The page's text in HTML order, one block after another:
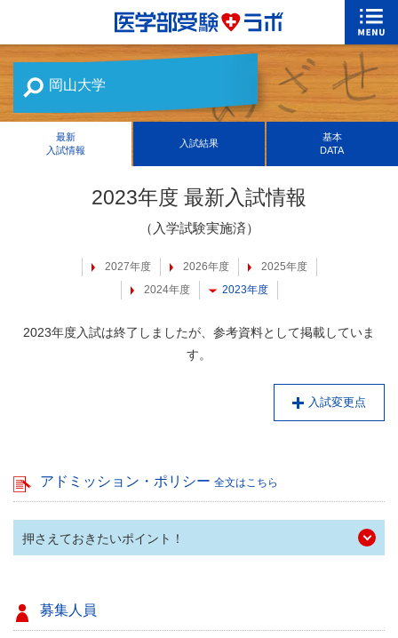
岡山大学
最新
入試情報
入試結果
基本
DATA
2023年度 最新入試情報
（入学試験実施済）
2027年度 2026年度
2025年度
2024年度
2023年度
2023年度入試は終了しましたが、参考資料として掲載していま
す。
入試変更点
アドミッション・ポリシー 全文はこちら
押さえておきたいポイント！
募集人員